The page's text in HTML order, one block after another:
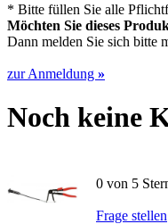
* Bitte füllen Sie alle
Möchten Sie dieses
Dann melden Sie sich bitte
zur Anmeldung »
Noch keine
0 von 5
Frage stellen